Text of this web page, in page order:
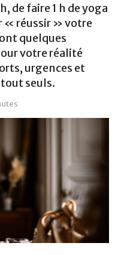
de faire 1 h de yoga
« réussir » votre
quelques
votre réalité
urgences et
seuls.